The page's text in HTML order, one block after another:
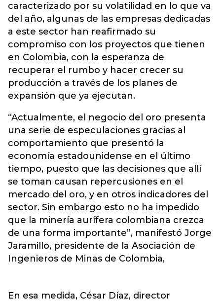
caracterizado por su volatilidad en lo que va
del año, algunas de las empresas dedicadas
a este sector han reafirmado su
compromiso con los proyectos que tienen
en Colombia, con la esperanza de
recuperar el rumbo y hacer crecer su
producción a través de los planes de
expansión que ya ejecutan.
“Actualmente, el negocio del oro presenta
una serie de especulaciones gracias al
comportamiento que presentó la
economía estadounidense en el último
tiempo, puesto que las decisiones que allí
se toman causan repercusiones en el
mercado del oro, y en otros indicadores del
sector. Sin embargo esto no ha impedido
que la minería aurífera colombiana crezca
de una forma importante”, manifestó Jorge
Jaramillo, presidente de la Asociación de
Ingenieros de Minas de Colombia,
En esa medida, César Díaz, director